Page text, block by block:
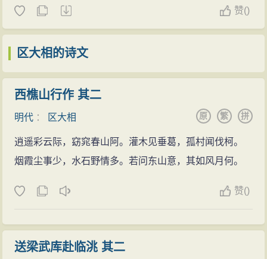
志皋、张位、沈一贯等有旧。赵等先
区大相的诗文(1000篇)
赞()
区大相的诗文
西樵山行作 其二
明代 ： 区大相 拼
繁
原
逍遥彩云际，窈窕春山阿。灌木见垂葛，孤村闻伐柯。
烟霞尘事少，水石野情多。若问东山意，其如风月何。
赞()
送梁武库赴临洮 其二